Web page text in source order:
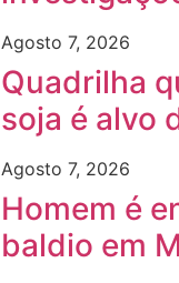
Agosto 7, 2026
Quadrilha
soja é alvo
Agosto 7, 2026
Homem é
baldio em